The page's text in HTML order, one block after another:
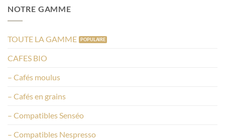
NOTRE GAMME
TOUTE LA GAMME
CAFES BIO
– Cafés moulus
– Cafés en grains
– Compatibles Senséo
– Compatibles Nespresso